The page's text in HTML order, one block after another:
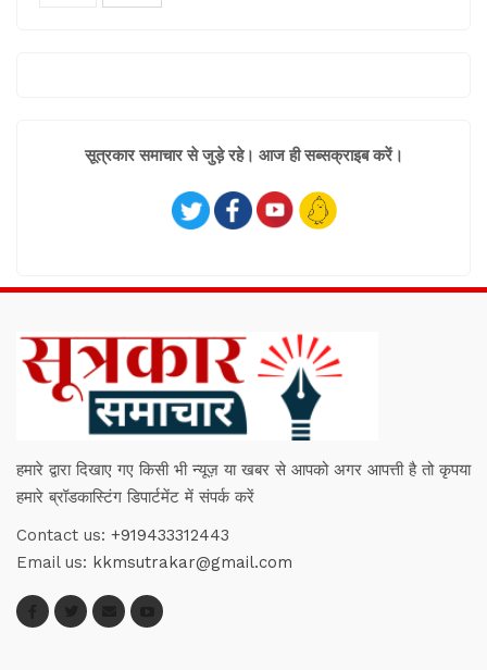
सूत्रकार समाचार से जुड़े रहे। आज ही सब्सक्राइब करें।
हमारे द्वारा दिखाए गए किसी भी न्यूज़ या खबर से आपको अगर आपत्ती है तो कृपया
हमारे ब्रॉडकास्टिंग डिपार्टमेंट में संपर्क करें
Contact us: +919433312443
Email us: kkmsutrakar@gmail.com